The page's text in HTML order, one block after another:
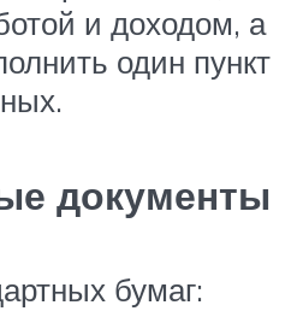
и доходом, а
один пункт
документы
бумаг: